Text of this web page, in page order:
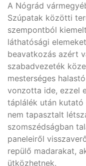
A Nógrád
Szúpatak közötti
szempontból
láthatósági
beavatkozás azért
szabadvezeték
mesterséges
vonzotta ide, ezzel
táplálék után
nem tapasztalt
szomszédságban
paneleiről
repülő madarakat,
ütközhetnek.